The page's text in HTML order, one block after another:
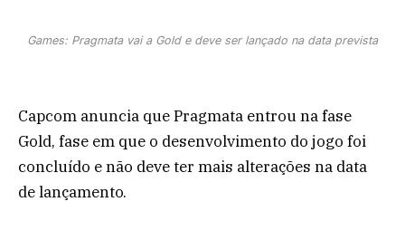
Games: Pragmata vai a Gold e deve ser lançado na data prevista
Capcom anuncia que Pragmata entrou na fase
Gold, fase em que o desenvolvimento do jogo foi
concluído e não deve ter mais alterações na data
de lançamento.